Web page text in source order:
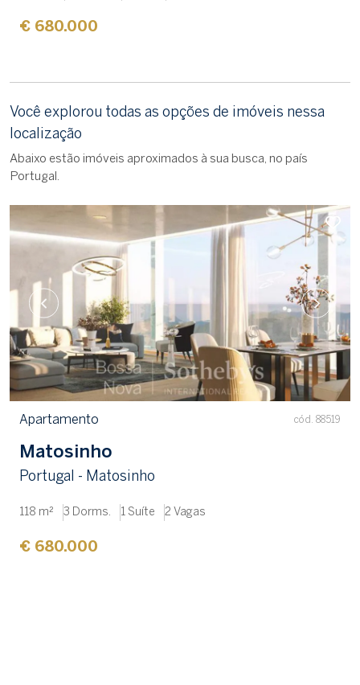
€ 680.000
Você explorou todas as opções de imóveis nessa
localização
Abaixo estão imóveis aproximados à sua busca, no país
Portugal.
Apartamento cód. 88519
Matosinho
Portugal - Matosinho
118 m² 3 Dorms. 1 Suíte 2 Vagas
€ 680.000